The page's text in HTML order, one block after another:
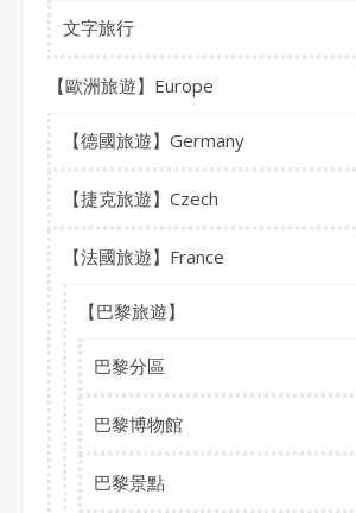
文字旅行
【歐洲旅遊】Europe
【德國旅遊】Germany
【捷克旅遊】Czech
【法國旅遊】France
【巴黎旅遊】
巴黎分區
巴黎博物館
巴黎景點